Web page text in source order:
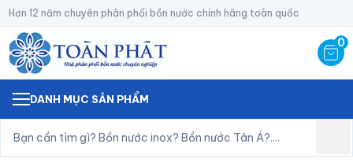
Hơn 12 năm chuyên phân phối bồn nước chính hãng toàn quốc
0
DANH MỤC SẢN PHẨM